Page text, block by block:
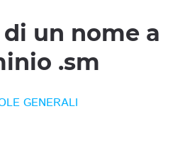
un nome a
.sm
GENERALI